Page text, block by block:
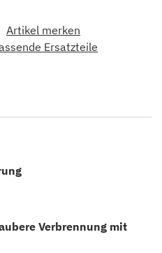
Artikel merken
Ersatzteile
Verbrennung mit